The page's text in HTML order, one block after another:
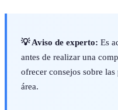
💡 Aviso de experto: Es
antes de realizar una
ofrecer consejos sobre
área.